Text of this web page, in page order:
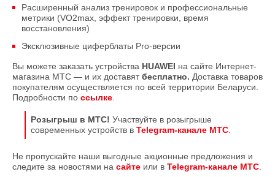
Расширенный анализ тренировок и профессиональные
метрики (VO2max, эффект тренировки, время
восстановления)
Эксклюзивные циферблаты Pro-версии
Вы можете заказать устройства HUAWEI на сайте Интернет-
магазина МТС — и их доставятбесплатно. Доставка товаров
покупателям осуществляется по всей территории Беларуси.
Подробности по ссылке
Розыгрыш в МТС! Участвуйте в розыгрыше
современных устройств в Telegram-канале МТС
Не пропускайте наши выгодные акционные предложения и
следите за новостями на сайте или в Telegram-канале МТС